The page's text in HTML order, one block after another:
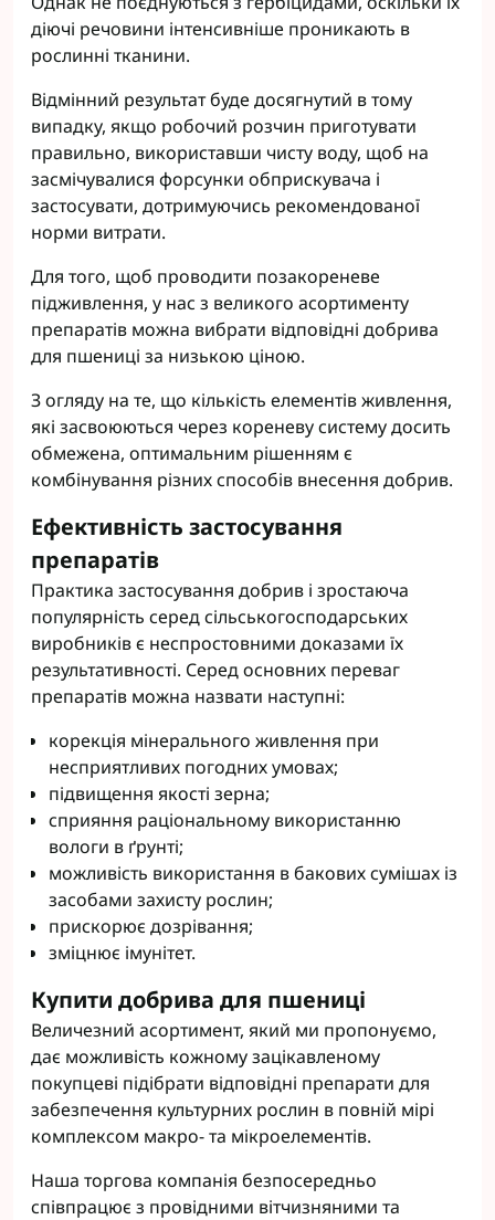
діючі речовини інтенсивніше проникають в
рослинні тканини.
Відмінний результат буде досягнутий в тому
випадку, якщо робочий розчин приготувати
правильно, використавши чисту воду, щоб на
засмічувалися форсунки обприскувача і
застосувати, дотримуючись рекомендованої
норми витрати.
Для того, щоб проводити позакореневе
підживлення, у нас з великого асортименту
препаратів можна вибрати відповідні добрива
для пшениці за низькою ціною.
З огляду на те, що кількість елементів живлення,
які засвоюються через кореневу систему досить
обмежена, оптимальним рішенням є
комбінування різних способів внесення добрив.
Ефективність застосування
препаратів
Практика застосування добрив і зростаюча
популярність серед сільськогосподарських
виробників є неспростовними доказами їх
результативності. Серед основних переваг
препаратів можна назвати наступні:
корекція мінерального живлення при
несприятливих погодних умовах;
підвищення якості зерна;
сприяння раціональному використанню
вологи в ґрунті;
можливість використання в бакових сумішах із
засобами захисту рослин;
прискорює дозрівання;
зміцнює імунітет.
Купити добрива для пшениці
Величезний асортимент, який ми пропонуємо,
дає можливість кожному зацікавленому
покупцеві підібрати відповідні препарати для
забезпечення культурних рослин в повній мірі
комплексом макро- та мікроелементів.
Наша торгова компанія безпосередньо
співпрацює з провідними вітчизняними та